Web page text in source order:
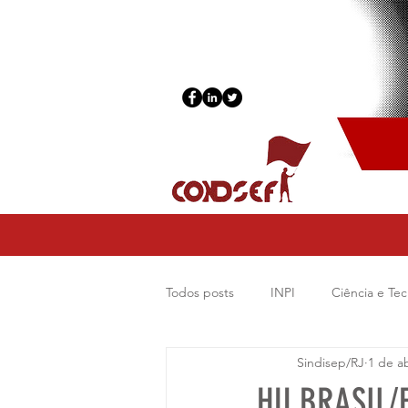
Todos posts INPI Ciência e
Sua comunidade
Sindisep/RJ 1 de